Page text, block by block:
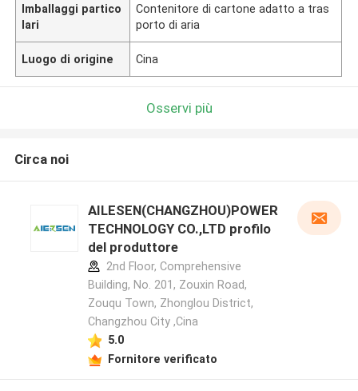
Imballaggi partico
lari
Contenitore di cartone adatto a tras
porto di aria
Luogo di origine Cina
Osservi più
Circa noi
AILESEN(CHANGZHOU)POWER
TECHNOLOGY CO.,LTD profilo
del produttore
2nd Floor, Comprehensive
Building, No. 201, Zouxin Road,
Zouqu Town, Zhonglou District,
Changzhou City ,Cina
5.0
Fornitore verificato